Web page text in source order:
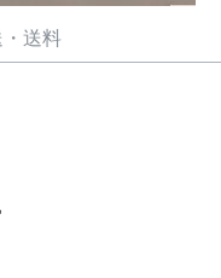
・送料